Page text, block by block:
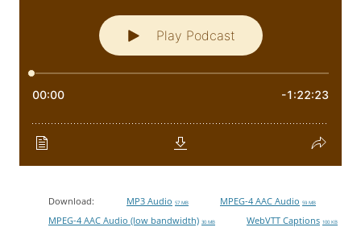
Download: MP3 Audio 57 MB MPEG-4 AAC Audio 59 MB
MPEG-4 AAC Audio (low bandwidth) 30 MB WebVTT Captions 100 KB